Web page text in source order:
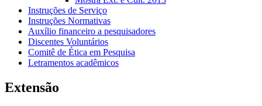
Instruções de Serviço
Instruções Normativas
Auxílio financeiro a pesquisadores
Discentes Voluntários
Comitê de Ética em Pesquisa
Letramentos acadêmicos
Extensão